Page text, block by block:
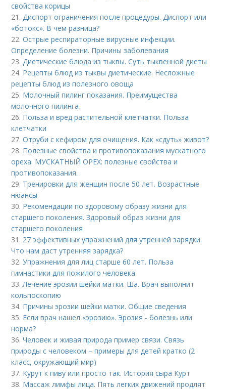
свойства корицы
21.Диспорт ограничения после процедуры. Диспорт или
«ботокс». В чем разница?
22.Острые респираторные вирусные инфекции.
Определение болезни. Причины заболевания
23.Диетические блюда из тыквы. Суть тыквенной диеты
24. Рецепты блюд из тыквы диетические. Несложные
рецепты блюд из полезного овоща
25. Молочный пилинг показания. Преимущества
молочного пилинга
26. Польза и вред растительной клетчатки. Польза
клетчатки
27.Отруби с кефиром для очищения. Как «сдуть» живот?
28. Полезные свойства и противопоказания мускатного
ореха. МУСКАТНЫЙ ОРЕХ: полезные свойства и
противопоказания.
29. Тренировки для женщин после 50 лет. Возрастные
нюансы
30. Рекомендации по здоровому образу жизни для
старшего поколения. Здоровый образ жизни для
старшего поколения
31. 27 эффективных упражнений для утренней зарядки.
Что нам даст утренняя зарядка?
32.Упражнения для лиц старше 60 лет. Польза
гимнастики для пожилого человека
33.Лечение эрозии шейки матки. Ша. Врач выполнит
кольпоскопию
34. Причины эрозии шейки матки. Общие сведения
35. Если врач нашел «эрозию». Эрозия - болезнь или
норма?
36.Человек и живая природа пример связи. Связь
природы с человеком – примеры для детей кратко (2
класс, окружающий мир)
37. Курут к пиву или просто так. История сыра Курт
38. Массаж лимфы лица. Пять легких движений продлят